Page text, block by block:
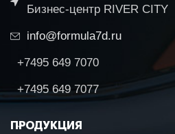
Бизнес-центр RIVER CITY
info@formula7d.ru
+7495 649 7070
+7495 649 7077
ПРОДУКЦИЯ